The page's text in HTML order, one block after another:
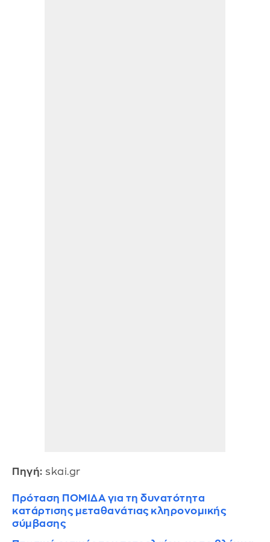
Πηγή: skai.gr
Πρόταση ΠΟΜΙΔΑ για τη δυνατότητα
κατάρτισης μεταθανάτιας κληρονομικής
σύμβασης